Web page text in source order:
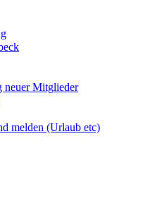
Mitglieder
melden (Urlaub etc)